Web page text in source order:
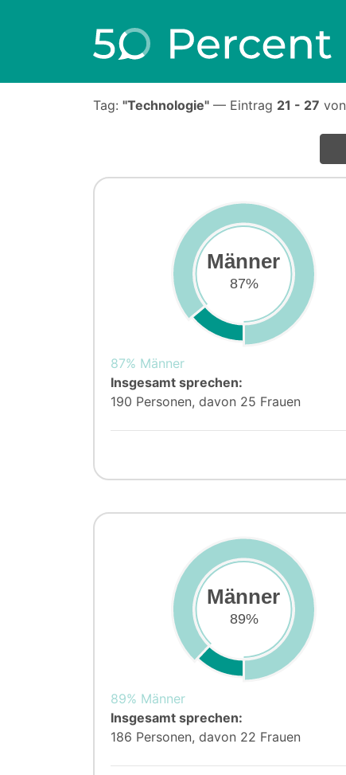
Tag: "Technologie" — Eintrag 21 - 27 von
Männer
87%
87% Männer
Insgesamt sprechen:
190 Personen, davon 25 Frauen
Männer
89%
89% Männer
Insgesamt sprechen:
186 Personen, davon 22 Frauen